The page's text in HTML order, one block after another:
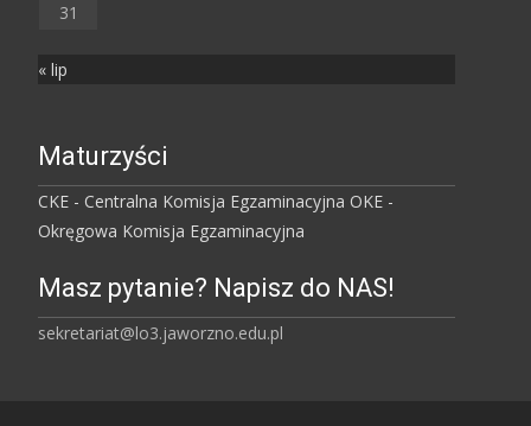
31
« lip
Maturzyści
CKE - Centralna Komisja Egzaminacyjna OKE -
Okręgowa Komisja Egzaminacyjna
Masz pytanie? Napisz do NAS!
sekretariat@lo3.jaworzno.edu.pl